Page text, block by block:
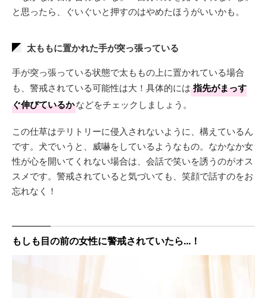
と思ったら、ぐいぐいと押すのはやめたほうがいいかも。
太ももに置かれた手が突っ張っている
手が突っ張っている状態で太ももの上に置かれている場合
も、警戒されている可能性は大！具体的には 指先がまっす
ぐ伸びているかなどをチェックしましょう。
この仕草はテリトリーに侵入されないように、構えているん
です。犬でいうと、威嚇をしているようなもの。なかなか女
性が心を開いてくれない場合は、会話で笑いを誘うのがオス
スメです。警戒されていると気づいても、笑顔で話すのをお
忘れなく！
もしも目の前の女性に警戒されていたら...！